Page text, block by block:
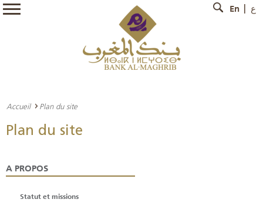
En ع
Accueil Plan du site
Plan du site
A PROPOS
Statut et missions